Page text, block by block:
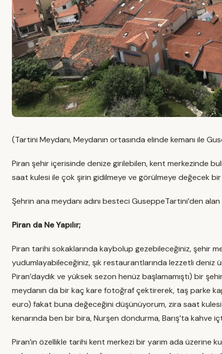
(Tartini Meydanı, Meydanın ortasında elinde kemanı ile
Piran şehir içerisinde denize girilebilen, kent merkezinde
saat kulesi ile çok şirin gidilmeye ve görülmeye değecek
Şehrin ana meydanı adını besteci GuseppeTartini’den
Piran da Ne Yapılır;
Piran tarihi sokaklarında kaybolup gezebileceğiniz, şehir
yudumlayabileceğiniz, şık restaurantlarında lezzetli deniz
Piran’daydık ve yüksek sezon henüz başlamamıştı) bir
meydanın da bir kaç kare fotoğraf çektirerek, taş parke
euro) fakat buna değeceğini düşünüyorum, zira saat
kenarında ben bir bira, Nurşen dondurma, Barış’ta kahve
Piran’ın özellikle tarihi kent merkezi bir yarım ada üzerine